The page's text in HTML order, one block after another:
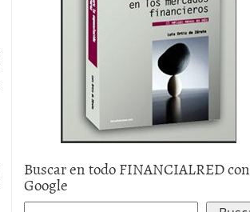
Buscar en todo FINANCIALRED con
Google